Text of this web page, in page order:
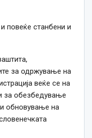
повеќе станбени и
за одржување на
веќе се на
за обезбедување
обновување на